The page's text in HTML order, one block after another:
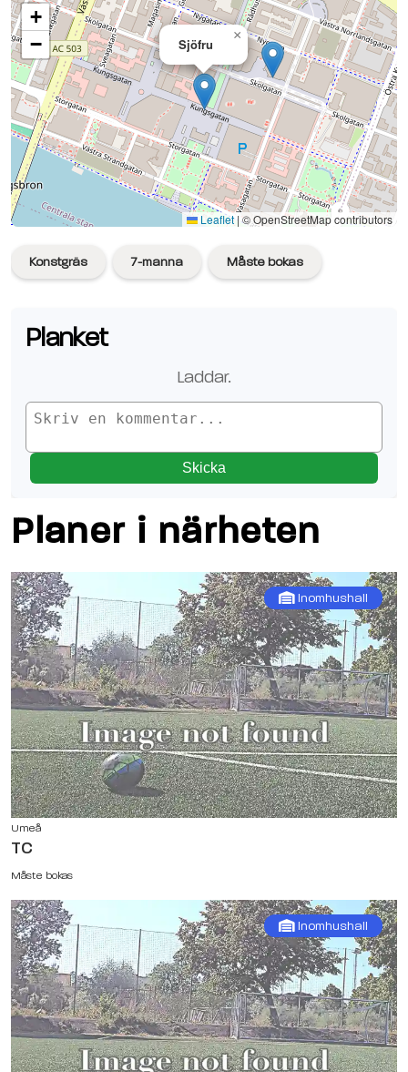
Sjöfru
×
+
−
Leaflet|© OpenStreetMap contributors
Se planen på Google Maps
Konstgräs 7-manna Måste bokas
Planket
Laddar.
Skicka
Planer i närheten
Inomhushall
Umeå
TC
Måste bokas
Inomhushall